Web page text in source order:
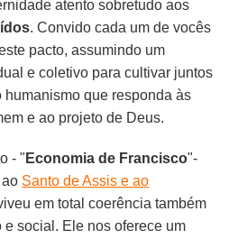
atento sobretudo aos
. Convido cada um de vocês
pacto, assumindo um
e coletivo para cultivar juntos
humanismo que responda às
e ao projeto de Deus.
- " Economia de Francisco"-
Santo de Assis e ao
em total coerência também
social. Ele nos oferece um